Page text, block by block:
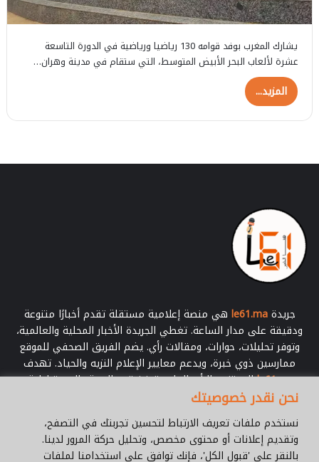
نحن نقدر خصوصيتك
نستخدم ملفات تعريف الارتباط لتحسين تجربتك في التصفح،
وتقديم إعلانات أو محتوى مخصص، وتحليل حركة المرور لدينا.
بالنقر على 'قبول الكل'، فإنك توافق على استخدامنا لملفات
يشارك المغرب بوفد قوامه 130 رياضيا ورياضية في الدورة التاسعة
عشرة لألعاب البحر الأبيض المتوسط، التي ستقام في مدينة وهران…
المزيد...
جريدةle61.ma هي منصة إعلامية مستقلة تقدم أخبارًا متنوعة
ودقيقة على مدار الساعة. تغطي الجريدة الأخبار المحلية والعالمية،
وتوفر تحليلات، حوارات، ومقالات رأي. يضم الفريق الصحفي للموقع
ممارسين ذوي خبرة، ويدعم معايير الإعلام النزيه والحياد. تهدف
le61.maإلى تنوير الرأي العام وتعزيز قيم الحرية والديمقراطية.
أدخل
بريدك
الإلكتروني